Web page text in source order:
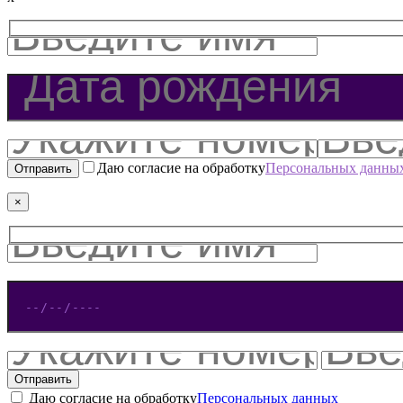
Даю согласие на обработкуПерсональных
×
Даю согласие на обработкуПерсональных данных